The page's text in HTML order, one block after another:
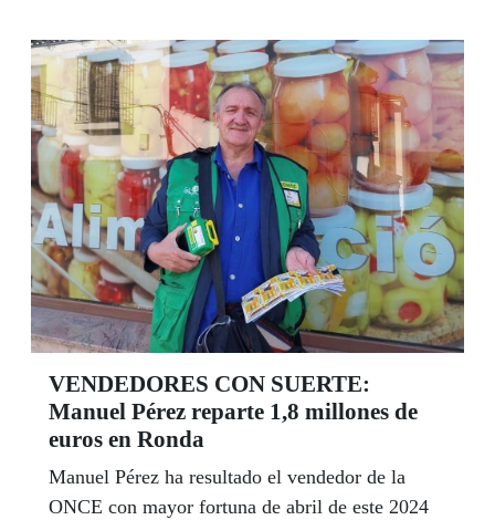
forma parte la ONCE, presentó en la sede de la
Delegación Territorial de la ONCE, su nueva
campaña de la renta, que este año se presenta
con el lema de ‘El equipo más grande de
España’.
VENDEDORES CON SUERTE:
Manuel Pérez reparte 1,8 millones de
euros en Ronda
Manuel Pérez ha resultado el vendedor de la
ONCE con mayor fortuna de abril de este 2024